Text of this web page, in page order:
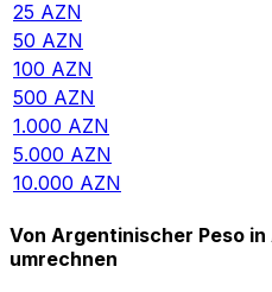
25 AZN
50 AZN
100 AZN
500 AZN
1.000 AZN
5.000 AZN
10.000 AZN
Von Argentinischer Peso
umrechnen